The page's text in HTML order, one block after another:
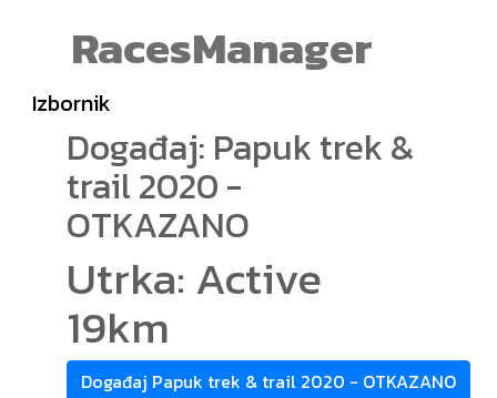
RacesManager
Izbornik
Događaj: Papuk trek &
trail 2020 -
OTKAZANO
Utrka: Active
19km
Događaj Papuk trek & trail 2020 - OTKAZANO